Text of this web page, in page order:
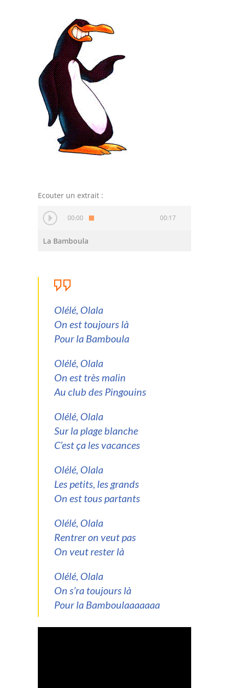
Parents
-- INSCRIPTION
-- Localisation
-- Horaires
-- Activités
-- Revue de Presse
Actualités
-- Saison 2026
Les Anciens
-- Association
Partenaires
Recrutement
Ecouter un extrait :
00:00 00:17
La Bamboula
Olélé, Olala
On est toujours là
Pour la Bamboula
Olélé, Olala
On est très malin
Au club des Pingouins
Olélé, Olala
Sur la plage blanche
C’est ça les vacances
Olélé, Olala
Les petits, les grands
On est tous partants
Olélé, Olala
Rentrer on veut pas
On veut rester là
Olélé, Olala
On s’ra toujours là
Pour la Bamboulaaaaaaa